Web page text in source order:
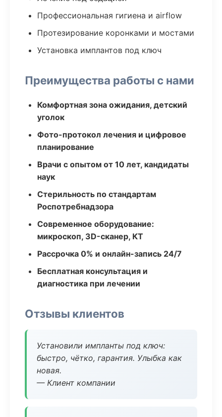
Профессиональная гигиена и airflow
Протезирование коронками и мостами
Установка имплантов под ключ
Преимущества работы с нами
Комфортная зона ожидания, детский
уголок
Фото-протокол лечения и цифровое
планирование
Врачи с опытом от 10 лет, кандидаты
наук
Стерильность по стандартам
Роспотребнадзора
Современное оборудование:
микроскоп, 3D-сканер, КТ
Рассрочка 0% и онлайн-запись 24/7
Бесплатная консультация и
диагностика при лечении
Отзывы клиентов
Установили импланты под ключ:
быстро, чётко, гарантия. Улыбка как
новая.
— Клиент компании